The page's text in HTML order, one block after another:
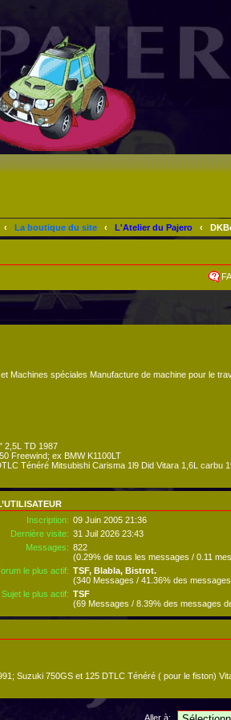
‹ La boutique du site ‹ L'Atelier du Pajero ‹
Machines spéciales Manufacture de machine pour le
2,5L TD 1987
Freewind; ex BMW K1100LT
Ténéré Mitsubishi Carisma 1l9 Did Vitara 1,6L carbu
Inscription: 09 Juin 2005 21:36
Dernière visite: 31 Juil 2026 23:43
Messages: 822
(0.29% de tous les messages / 0.11
le plus actif: TSF, Blabla, Bistrot.
(340 Messages / 41.36% des messages
Sujet le plus actif: TSF
(69 Messages / 8.39% des messages
Suzuki 750GS et 125 DTLC Ténéré ( pour le fiston)
Aller à: